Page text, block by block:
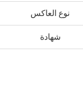
نوع العاكس
شهادة